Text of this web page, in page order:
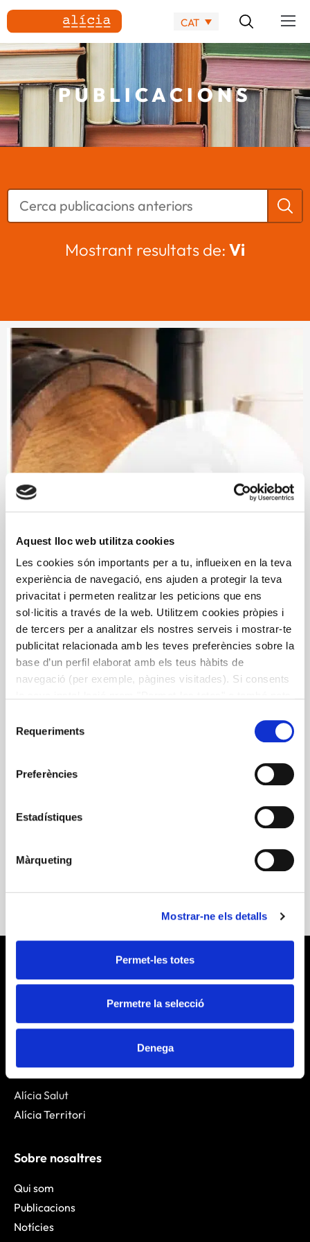
Aquest lloc web utilitza cookies
Les cookies són importants per a tu, influeixen en la teva
experiència de navegació, ens ajuden a protegir la teva
privacitat i permeten realitzar les peticions que ens
sol·licitis a través de la web. Utilitzem cookies pròpies i
de tercers per a analitzar els nostres serveis i mostrar-te
publicitat relacionada amb les teves preferències sobre la
base d’un perfil elaborat amb els teus hàbits de
navegació (per exemple, pàgines visitades). Si consents
informació a la nostra
Requeriments
Preferències
Estadístiques
Màrqueting
Mostrar-ne els detalls
Permet-les totes
Permetre la selecció
Denega
CAT
PUBLICACIONS
Mostrant resultats de: Vi
Les propietats saludables del vi
Segona monografia realitzada per Alícia amb la
dins d’una dieta equilibrada.
dieta equilibrada
Què fem?
Alícia Salut
Alícia Territori
Sobre nosaltres
Qui som
Publicacions
Notícies